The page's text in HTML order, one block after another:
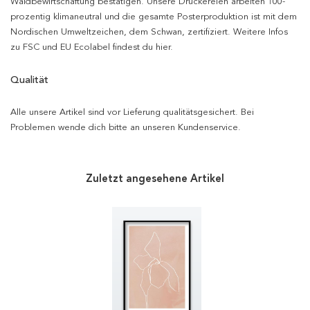
prozentig klimaneutral und die gesamte Posterproduktion ist mit dem
Nordischen Umweltzeichen, dem Schwan, zertifiziert. Weitere Infos
zu FSC und EU Ecolabel findest du hier.
Qualität
Alle unsere Artikel sind vor Lieferung qualitätsgesichert. Bei
Problemen wende dich bitte an unseren Kundenservice.
Zuletzt angesehene Artikel